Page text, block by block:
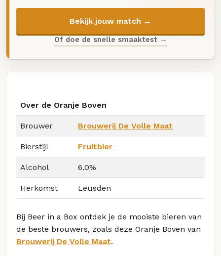
Bekijk jouw match →
Of doe de snelle smaaktest →
Over de Oranje Boven
Brouwer Brouwerij De Volle Maat
Bierstijl Fruitbier
Alcohol 6.0%
Herkomst Leusden
Bij Beer in a Box ontdek je de mooiste bieren van
de beste brouwers, zoals deze Oranje Boven van
Brouwerij De Volle Maat.